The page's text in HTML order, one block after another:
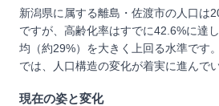
新潟県に属する離島・佐渡市の人口は
ですが、高齢化率はすでに42.6%に達
均（約29%）を大きく上回る水準です
では、人口構造の変化が着実に進んでい
現在の姿と変化